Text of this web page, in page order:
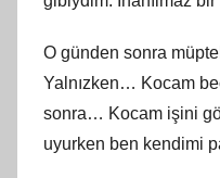
O günden sonra
Yalnızken… Kocam
sonra… Kocam işini
uyurken ben kendimi